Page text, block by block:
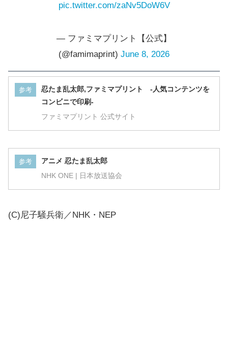
pic.twitter.com/zaNv5DoW6V
— ファミマプリント【公式】
(@famimaprint) June 8, 2026
参考
忍たま乱太郎,ファミマプリント -人気コンテンツを
コンビニで印刷-
ファミマプリント 公式サイト
参考 アニメ 忍たま乱太郎
NHK ONE | 日本放送協会
(C)尼子騒兵衛／NHK・NEP